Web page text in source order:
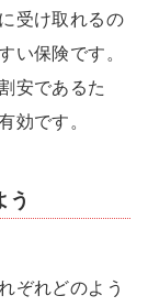
受け取れるの
い保険です。
安であるた
効です。
う
ぞれどのよう